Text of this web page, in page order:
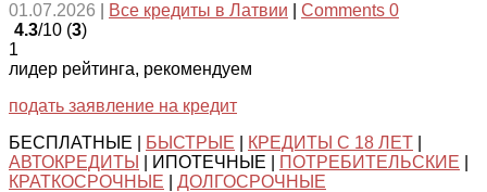
01.07.2026 Все кредиты в Латвии
Comments 0
4.3/10 (3)
1
лидер рейтинга, рекомендуем
подать заявление на кредит
БЕСПЛАТНЫЕ |
БЫСТРЫЕ КРЕДИТЫ С 18 ЛЕТ
АВТОКРЕДИТЫ
| ИПОТЕЧНЫЕ | ПОТРЕБИТЕЛЬСКИЕ
КРАТКОСРОЧНЫЕ
ДОЛГОСРОЧНЫЕ